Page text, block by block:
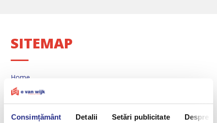
Consimțământ Detalii Setări publicitate Despre
SITEMAP
Home
About us